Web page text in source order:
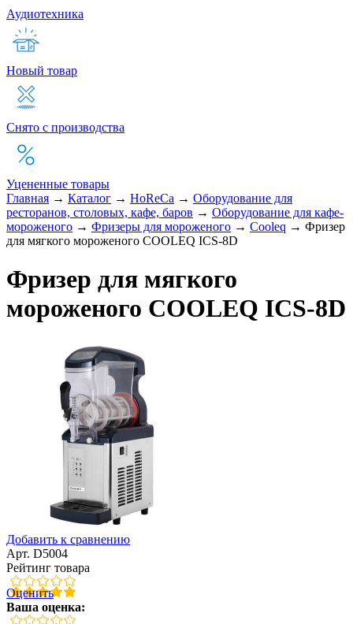
Аудиотехника
Новый товар
Снято с производства
Уцененные товары
Главная → Каталог → HoReCa → Оборудование для
ресторанов, столовых, кафе, баров → Оборудование для кафе-
мороженого → Фризеры для мороженого → Cooleq → Фризер
для мягкого мороженого COOLEQ ICS-8D
Фризер для мягкого
мороженого COOLEQ ICS-8D
Добавить к сравнению
Арт. D5004
Рейтинг товара
Оценить
Ваша оценка: